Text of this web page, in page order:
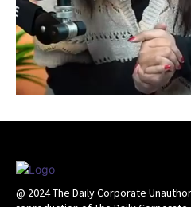
@ 2024 The Daily Corporate